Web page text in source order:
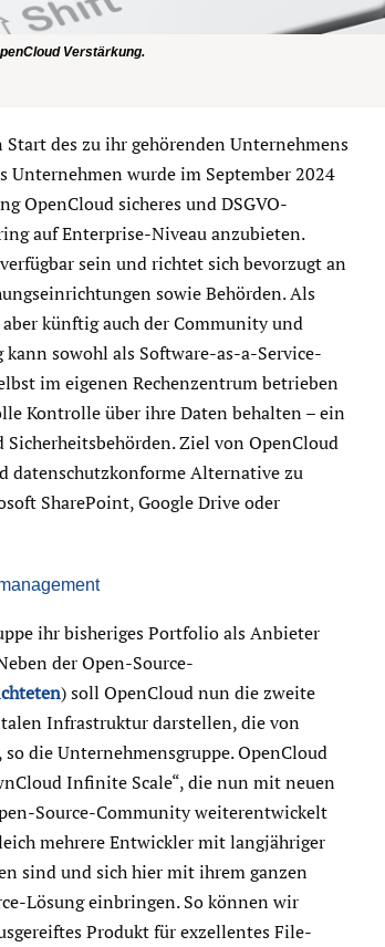
Verstärkung.
des zu ihr gehörenden Unternehmens
Unternehmen wurde im September 2024
OpenCloud sicheres und DSGVO-
auf Enterprise-Niveau anzubieten.
sein und richtet sich bevorzugt an
sowie Behörden. Als
künftig auch der Community und
sowohl als Software-as-a-Service-
im eigenen Rechenzentrum betrieben
Kontrolle über ihre Daten behalten – ein
Ziel von OpenCloud
datenschutzkonforme Alternative zu
SharePoint, Google Drive oder
ihr bisheriges Portfolio als Anbieter
der Open-Source-
) soll OpenCloud nun die zweite
Infrastruktur darstellen, die von
die Unternehmensgruppe. OpenCloud
Infinite Scale“, die nun mit neuen
Source-Community weiterentwickelt
mehrere Entwickler mit langjähriger
sind und sich hier mit ihrem ganzen
Lösung einbringen. So können wir
Produkt für exzellentes File-